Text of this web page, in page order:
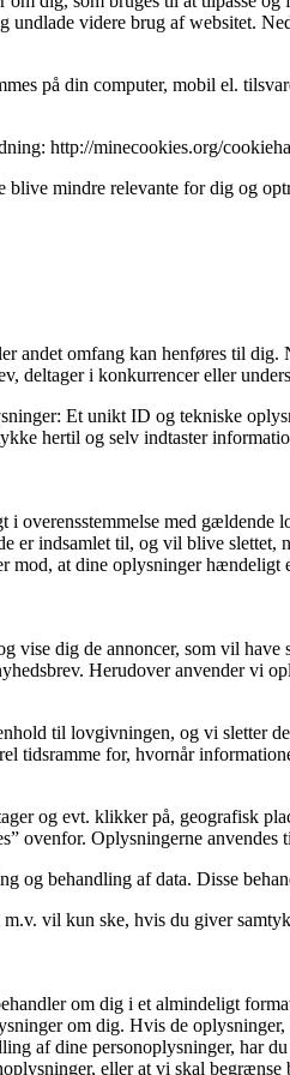
undlade videre brug af websitet.
på din computer, mobil el.
http://minecookies.org/
mindre relevante for dig og
andet omfang kan henføres til
deltager i konkurrencer eller
Et unikt ID og tekniske
hertil og selv indtaster
overensstemmelse med gældende
er indsamlet til, og vil blive slettet,
mod, at dine oplysninger
vise dig de annoncer, som vil
Herudover anvender vi
til lovgivningen, og vi sletter
tidsramme for, hvornår
og evt. klikker på, geografisk
ovenfor. Oplysningerne anvendes
og behandling af data. Disse
vil kun ske, hvis du giver
om dig i et almindeligt
om dig. Hvis de
af dine personoplysninger, har
eller at vi skal